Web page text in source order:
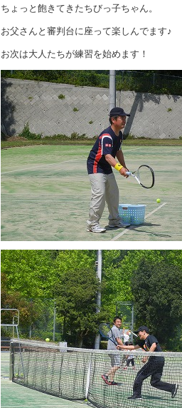
ちょっと飽きてきたちびっ子ちゃん。
お父さんと審判台に座って楽しんでます♪
お次は大人たちが練習を始めます！